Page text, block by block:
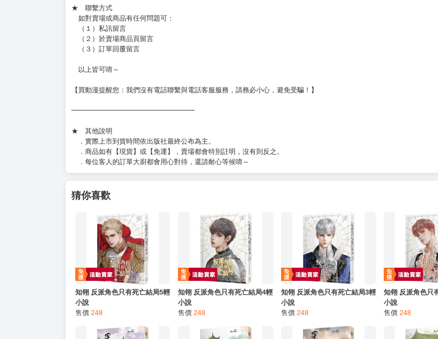
★ 賣場出貨方式
［１～２本書］三層氣泡布（２圈）＋ＰＥ破壞袋（快遞袋）
［３～７本書］三層氣泡布（４～５圈）＋ＰＥ破壞袋（快遞袋）
［８本以上］ 三層氣泡布（２圈）＋紙箱出貨
（另有加固紙箱賣場，如有需要可至賣場加購）
https://www.myacg.com.tw/goods_detail.php?gid=3104440
━━━━━━━━━━━━━━━━━━
（１）私訊留言
（２）於賣場商品頁留言
（３）訂單回覆留言
【買動漫提醒您：我們沒有電話聯繫與電話客服服務，請務必小心，避免受騙！】
★ 其他說明
．實際上市到貨時間依出版社最終公布為主。
．商品如有【現貨】或【免運】，賣場都會特別註明，沒有則反之。
．每位客人的訂單大廚都會用心對待，還請耐心等候唷～
猜你喜歡